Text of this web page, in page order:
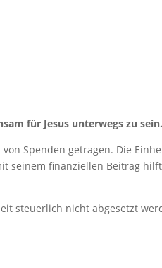
für Jesus unterwegs zu sein.
Spenden getragen. Die
seinem finanziellen Beitrag
steuerlich nicht abgesetzt